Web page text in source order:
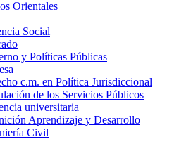
Orientales
Social
y Políticas Públicas
c.m. en Política Jurisdiccional
de los Servicios Públicos
universitaria
Aprendizaje y Desarrollo
Civil